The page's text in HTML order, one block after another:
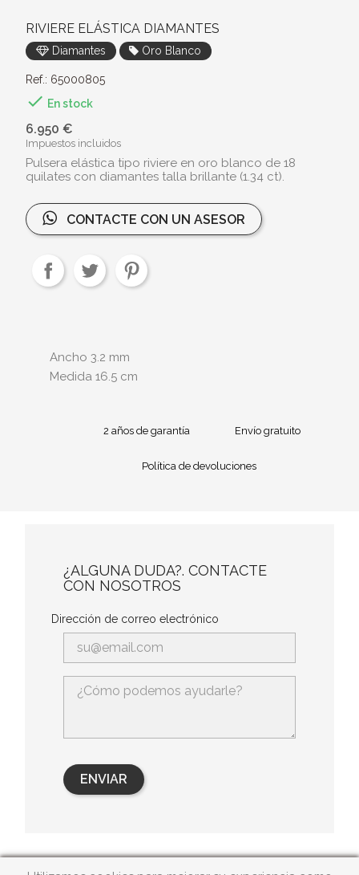
RIVIERE ELÁSTICA DIAMANTES
Diamantes Oro Blanco
Ref.: 65000805
 En stock
6.950 €
Impuestos incluidos
Pulsera elástica tipo riviere en oro blanco de 18
quilates con diamantes talla brillante (1.34 ct).
CONTACTE CON UN ASESOR
Ancho 3.2 mm
Medida 16.5 cm
2 años de garantía Envío gratuito
Política de devoluciones
¿ALGUNA DUDA?. CONTACTE
CON NOSOTROS
Dirección de correo electrónico